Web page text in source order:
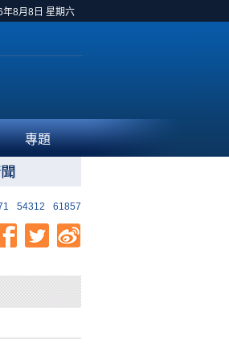
年8月8日 星期六
專題
54312 61857